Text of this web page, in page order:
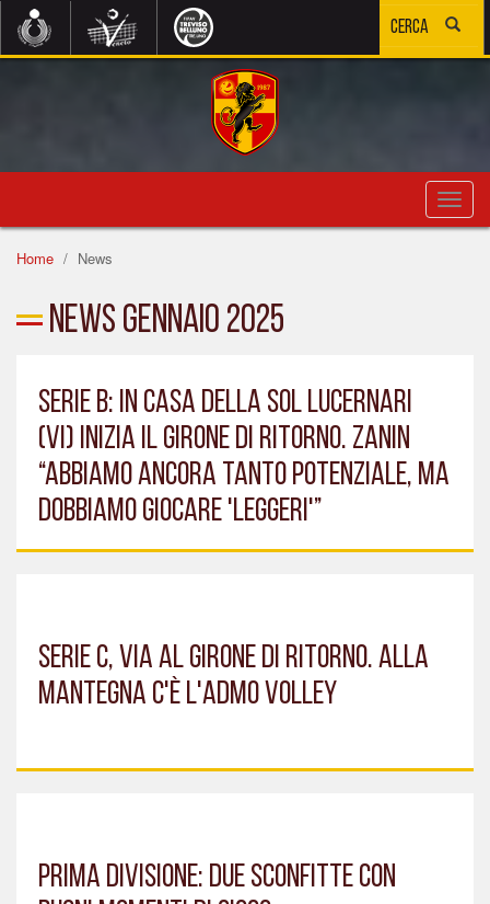
Home
News
News Gennaio 2025
SERIE B: IN CASA DELLA SOL LUCERNARI
(VI) INIZIA IL GIRONE DI RITORNO. ZANIN
“ABBIAMO ANCORA TANTO POTENZIALE, MA
DOBBIAMO GIOCARE 'LEGGERI'”
SERIE C, VIA AL GIRONE DI RITORNO. ALLA
MANTEGNA C'È L'ADMO VOLLEY
PRIMA DIVISIONE: DUE SCONFITTE CON